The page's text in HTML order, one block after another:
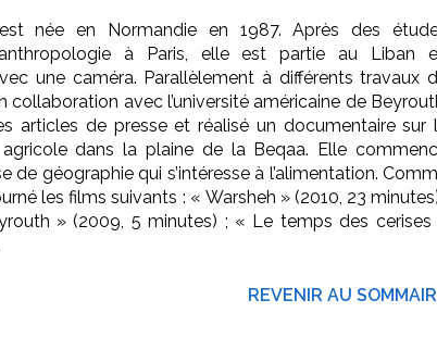
née en Normandie en 1987. Après des
à Paris, elle est partie au Liban
une caméra. Parallèlement à différents travaux
collaboration avec l’université américaine de
articles de presse et réalisé un documentaire sur
agricole dans la plaine de la Beqaa. Elle
de géographie qui s’intéresse à l’alimentation.
les films suivants : « Warsheh » (2010, 23
» (2009, 5 minutes) ; « Le temps des cerises
REVENIR AU